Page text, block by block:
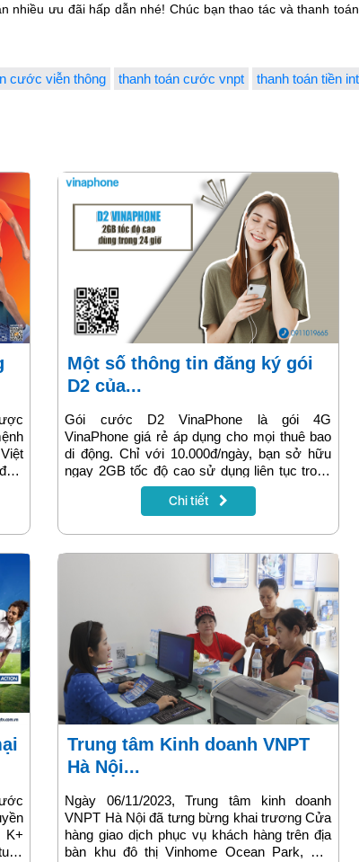
nhiều ưu đãi hấp dẫn nhé! Chúc bạn thao tác và thanh
cước viễn thông thanh toán cước vnpt thanh toán tiền
Một số thông tin đăng ký gói
D2 của...
Gói cước D2 VinaPhone là gói 4G
VinaPhone giá rẻ áp dụng cho mọi thuê bao
di động. Chỉ với 10.000đ/ngày, bạn sở hữu
ngay 2GB tốc độ cao sử dụng liên tục trong
24 tiếng. Gói cước được nhiều người đăng
ký vì tiện ích của nó. Bạn có thể dùng 2GB
phim. Để biết thêm thông tin về gói D2 hãy
cùng tìm hiểu chi tiết ngay trong bài viết dưới
Chi tiết
K+
Trung tâm Kinh doanh VNPT
Hà Nội...
Ngày 06/11/2023, Trung tâm kinh doanh
VNPT Hà Nội đã tưng bừng khai trương Cửa
hàng giao dịch phục vụ khách hàng trên địa
bàn khu đô thị Vinhome Ocean Park, Gia